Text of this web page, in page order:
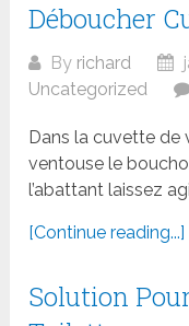
Déboucher
By richard
Uncategorized
Dans la cuvette de
ventouse le
l’abattant laissez
[Continue reading...]
Solution